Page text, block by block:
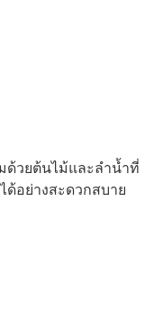
ด้วยต้นไม้และลำน้ำที่
อย่างสะดวกสบาย